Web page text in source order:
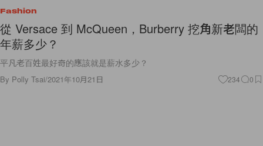
Fashion
從 Versace 到 McQueen，Burberry 挖角新老闆的
年薪多少？
平凡老百姓最好奇的應該就是薪水多少？
By Polly Tsai/2021年10月21日 234 0